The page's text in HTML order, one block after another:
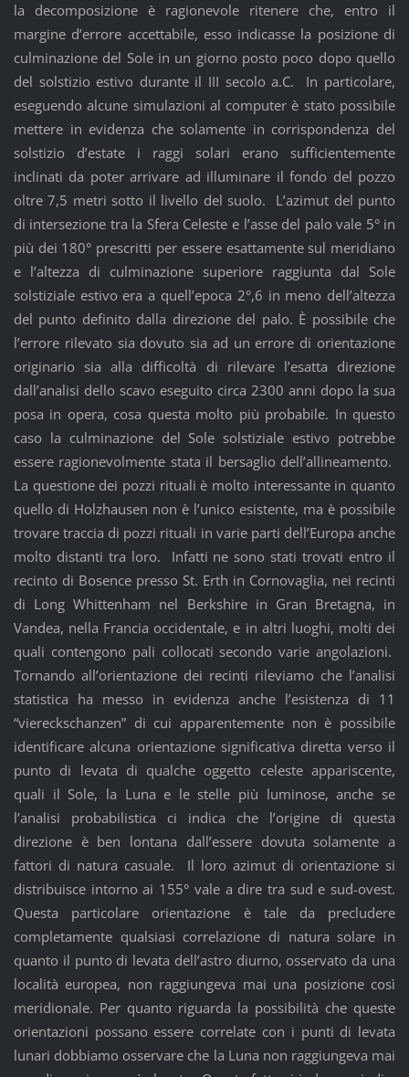
la decomposizione è ragionevole ritenere che, entro il
margine d’errore accettabile, esso indicasse la posizione di
culminazione del Sole in un giorno posto poco dopo quello
del solstizio estivo durante il III secolo a.C. In particolare,
eseguendo alcune simulazioni al computer è stato possibile
mettere in evidenza che solamente in corrispondenza del
solstizio d’estate i raggi solari erano sufficientemente
inclinati da poter arrivare ad illuminare il fondo del pozzo
oltre 7,5 metri sotto il livello del suolo. L’azimut del punto
di intersezione tra la Sfera Celeste e l’asse del palo vale 5° in
più dei 180° prescritti per essere esattamente sul meridiano
e l’altezza di culminazione superiore raggiunta dal Sole
solstiziale estivo era a quell’epoca 2°,6 in meno dell’altezza
del punto definito dalla direzione del palo. È possibile che
l’errore rilevato sia dovuto sia ad un errore di orientazione
originario sia alla difficoltà di rilevare l’esatta direzione
dall’analisi dello scavo eseguito circa 2300 anni dopo la sua
posa in opera, cosa questa molto più probabile. In questo
caso la culminazione del Sole solstiziale estivo potrebbe
essere ragionevolmente stata il bersaglio dell’allineamento.
La questione dei pozzi rituali è molto interessante in quanto
quello di Holzhausen non è l’unico esistente, ma è possibile
trovare traccia di pozzi rituali in varie parti dell’Europa anche
molto distanti tra loro. Infatti ne sono stati trovati entro il
recinto di Bosence presso St. Erth in Cornovaglia, nei recinti
di Long Whittenham nel Berkshire in Gran Bretagna, in
Vandea, nella Francia occidentale, e in altri luoghi, molti dei
quali contengono pali collocati secondo varie angolazioni.
Tornando all’orientazione dei recinti rileviamo che l’analisi
statistica ha messo in evidenza anche l’esistenza di 11
“viereckschanzen” di cui apparentemente non è possibile
identificare alcuna orientazione significativa diretta verso il
punto di levata di qualche oggetto celeste appariscente,
quali il Sole, la Luna e le stelle più luminose, anche se
l’analisi probabilistica ci indica che l’origine di questa
direzione è ben lontana dall’essere dovuta solamente a
fattori di natura casuale. Il loro azimut di orientazione si
distribuisce intorno ai 155° vale a dire tra sud e sud-ovest.
Questa particolare orientazione è tale da precludere
completamente qualsiasi correlazione di natura solare in
quanto il punto di levata dell’astro diurno, osservato da una
località europea, non raggiungeva mai una posizione così
meridionale. Per quanto riguarda la possibilità che queste
orientazioni possano essere correlate con i punti di levata
lunari dobbiamo osservare che la Luna non raggiungeva mai